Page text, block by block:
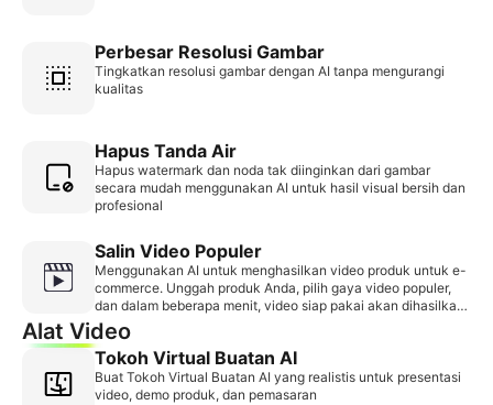
Perbesar Resolusi Gambar
Tingkatkan resolusi gambar dengan AI tanpa mengurangi
kualitas
Hapus Tanda Air
Hapus watermark dan noda tak diinginkan dari gambar
secara mudah menggunakan AI untuk hasil visual bersih dan
profesional
Salin Video Populer
Menggunakan AI untuk menghasilkan video produk untuk e-
commerce. Unggah produk Anda, pilih gaya video populer,
dan dalam beberapa menit, video siap pakai akan dihasilkan
—tanpa perlu pengambilan gambar atau pengeditan.
Alat Video
Tokoh Virtual Buatan AI
Buat Tokoh Virtual Buatan AI yang realistis untuk presentasi
video, demo produk, dan pemasaran